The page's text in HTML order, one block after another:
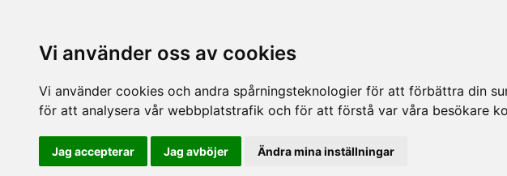
Vi använder oss av cookies
Vi använder cookies och andra spårningsteknologier för att förbättra din
för att analysera vår webbplatstrafik och för att förstå var våra besökare
Jag accepterar Jag avböjer Ändra mina inställningar